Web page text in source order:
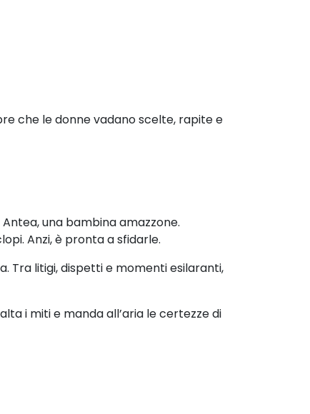
che le donne vadano scelte, rapite e
una bambina amazzone.
Anzi, è pronta a sfidarle.
Tra litigi, dispetti e momenti esilaranti,
i miti e manda all’aria le certezze di